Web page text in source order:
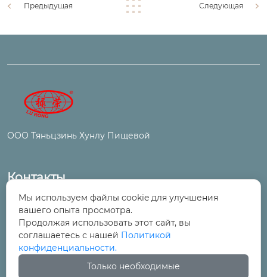
Предыдущая Следующая
ООО Тяньцзинь Хунлу Пищевой
Контакты

№ 6, улица Цинтун, промышленный и
торговый парк, поселок Ванцинто, район
Уцин, Тяньцзинь
 +86-22-29525277
Мы используем файлы cookie для улучшения
вашего опыта просмотра.
Продолжая использовать этот сайт, вы
соглашаетесь с нашей Политикой
конфиденциальности.
Только необходимые